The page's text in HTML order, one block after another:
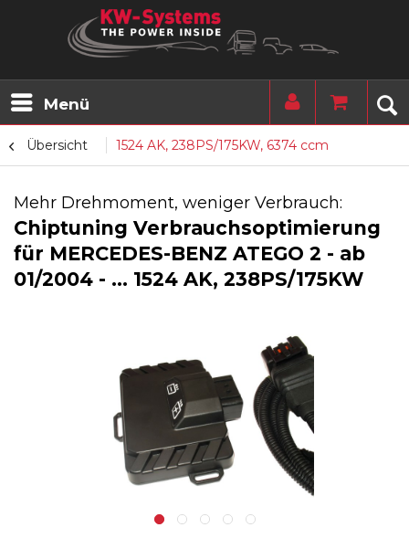
Menü
Übersicht 1524 AK, 238PS/175KW, 6374 ccm
Mehr Drehmoment, weniger Verbrauch:
Chiptuning Verbrauchsoptimierung
für MERCEDES-BENZ ATEGO 2 - ab
01/2004 - ... 1524 AK, 238PS/175KW